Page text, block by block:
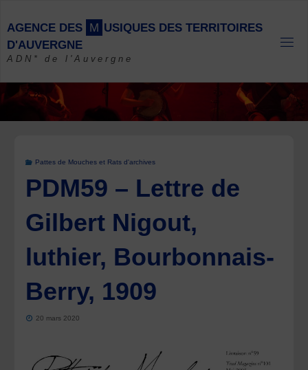
content
AGENCE DES M USIQUES DES TERRITOIRES
D'AUVERGNE
ADN* de l'Auvergne
Pattes de Mouches et Rats d'archives
PDM59 – Lettre de
Gilbert Nigout,
luthier, Bourbonnais-
Berry, 1909
20 mars 2020